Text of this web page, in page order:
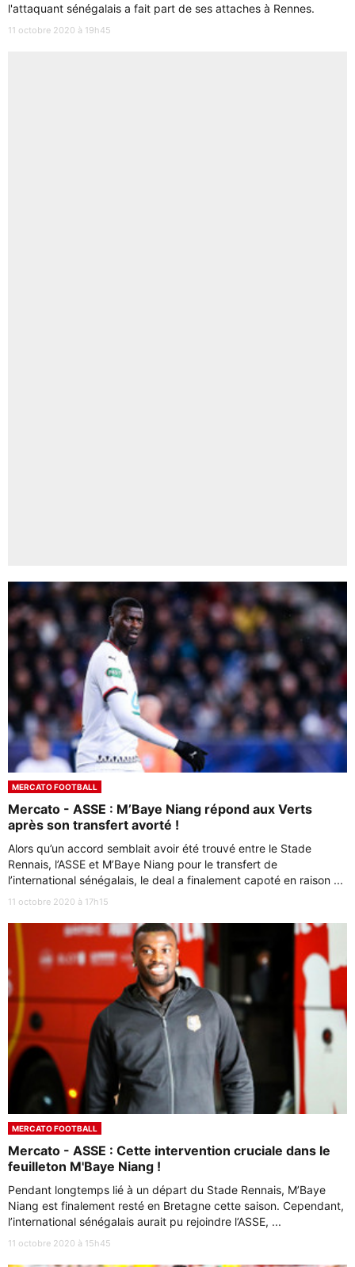
l'attaquant sénégalais a fait part de ses attaches à Rennes.
11 octobre 2020 à 19h45
MERCATO FOOTBALL
Mercato - ASSE : M’Baye Niang répond aux Verts
après son transfert avorté !
Alors qu’un accord semblait avoir été trouvé entre le Stade
Rennais, l’ASSE et M’Baye Niang pour le transfert de
l’international sénégalais, le deal a finalement capoté en raison ...
11 octobre 2020 à 17h15
MERCATO FOOTBALL
Mercato - ASSE : Cette intervention cruciale dans le
feuilleton M'Baye Niang !
Pendant longtemps lié à un départ du Stade Rennais, M’Baye
Niang est finalement resté en Bretagne cette saison. Cependant,
l’international sénégalais aurait pu rejoindre l’ASSE, ...
11 octobre 2020 à 15h45